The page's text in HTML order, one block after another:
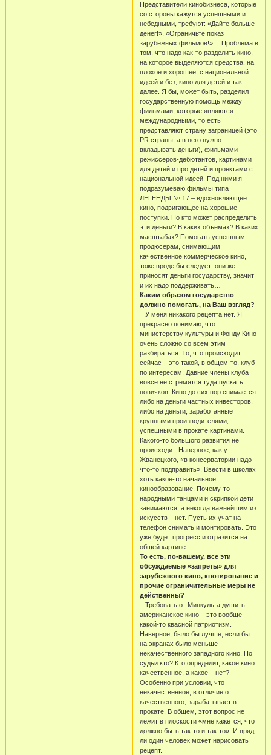
Представители кинобизнеса, которые
со стороны кажутся успешными и
небедными, требуют: «Дайте больше
денег!», «Ограничьте показ
зарубежных фильмов!»… Проблема в
том, что надо как-то разделить кино,
на которое выделяются средства, на
плохое и хорошее, с национальной
идеей и без, кино для детей и так
далее. Я бы, может быть, разделил
государственную помощь между
фильмами, которые являются
международными, то есть
представляют страну заграницей (это
PR страны, а в него нужно
вкладывать деньги), фильмами
режиссеров-дебютантов, картинами
для детей и про детей и проектами с
национальной идеей. Под ними я
подразумеваю фильмы типа
ЛЕГЕНДЫ № 17 – вдохновляющее
кино, подвигающее на хорошие
поступки. Но кто может распределить
эти деньги? В каких объемах? В каких
масштабах? Помогать успешным
продюсерам, снимающим
качественное коммерческое кино,
тоже вроде бы следует: они же
приносят деньги государству, значит
и их надо поддерживать…
Каким образом государство
должно помогать, на Ваш взгляд?
У меня никакого рецепта нет. Я
прекрасно понимаю, что
министерству культуры и Фонду Кино
очень сложно со всем этим
разбираться. То, что происходит
сейчас – это такой, в общем-то, клуб
по интересам. Давние члены клуба
вовсе не стремятся туда пускать
новичков. Кино до сих пор снимается
либо на деньги частных инвесторов,
либо на деньги, заработанные
крупными производителями,
успешными в прокате картинами.
Какого-то большого развития не
происходит. Наверное, как у
Жванецкого, «в консерватории надо
что-то подправить». Ввести в школах
хоть какое-то начальное
кинообразование. Почему-то
народными танцами и скрипкой дети
занимаются, а некогда важнейшим из
искусств – нет. Пусть их учат на
телефон снимать и монтировать. Это
уже будет прогресс и отразится на
общей картине.
То есть, по-вашему, все эти
обсуждаемые «запреты» для
зарубежного кино, квотирование и
прочие ограничительные меры не
действенны?
Требовать от Минкульта душить
американское кино – это вообще
какой-то квасной патриотизм.
Наверное, было бы лучше, если бы
на экранах было меньше
некачественного западного кино. Но
судьи кто? Кто определит, какое кино
качественное, а какое – нет?
Особенно при условии, что
некачественное, в отличие от
качественного, зарабатывает в
прокате. В общем, этот вопрос не
лежит в плоскости «мне кажется, что
должно быть так-то и так-то». И вряд
ли один человек может нарисовать
рецепт.